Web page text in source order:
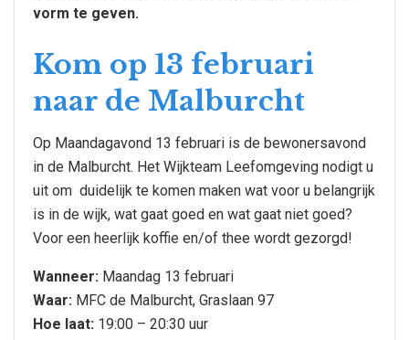
vorm te geven.
Kom op 13 februari
naar de Malburcht
Op Maandagavond 13 februari is de bewonersavond
in de Malburcht. Het Wijkteam Leefomgeving nodigt u
uit om duidelijk te komen maken wat voor u belangrijk
is in de wijk, wat gaat goed en wat gaat niet goed?
Voor een heerlijk koffie en/of thee wordt gezorgd!
Wanneer: Maandag 13 februari
Waar: MFC de Malburcht, Graslaan 97
Hoe laat: 19:00 – 20:30 uur